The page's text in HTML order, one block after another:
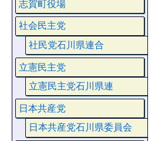
志賀町役場
社会民主党
社民党石川県連合
立憲民主党
立憲民主党石川県連
日本共産党
日本共産党石川県委員会